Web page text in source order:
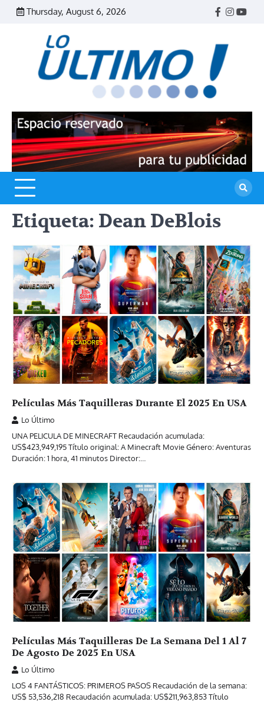
Skip
Thursday, August 6, 2026
Facebook
Etiqueta: Dean DeBlois
Películas Más Taquilleras Durante El 2025 En USA
Lo Último
UNA PELICULA DE MINECRAFT Recaudación acumulada:
US$423,949,195 Título original: A Minecraft Movie Género: Aventuras
Duración: 1 hora, 41 minutos Director:…
Películas Más Taquilleras De La Semana Del 1 Al 7
De Agosto De 2025 En USA
Lo Último
LOS 4 FANTÁSTICOS: PRIMEROS PASOS Recaudación de la semana:
US$ 53,536,218 Recaudación acumulada: US$211,963,853 Título